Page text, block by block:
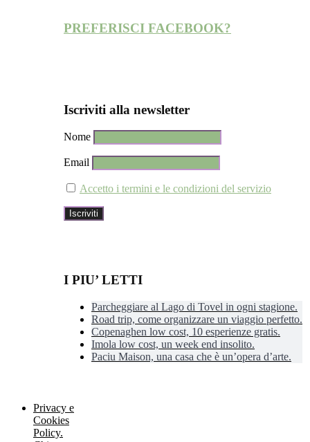
PREFERISCI FACEBOOK?
Iscriviti alla newsletter
Nome
Email
Accetto i termini e le condizioni del servizio
I PIU’ LETTI
Parcheggiare al Lago di Tovel in ogni stagione.
Road trip, come organizzare un viaggio perfetto.
Copenaghen low cost, 10 esperienze gratis.
Imola low cost, un week end insolito.
Paciu Maison, una casa che è un’opera d’arte.
Privacy e
Cookies
Policy.